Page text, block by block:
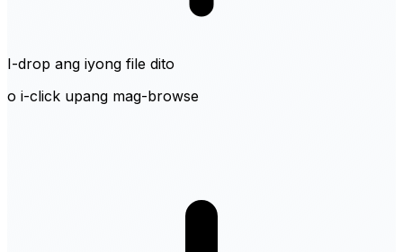
I-drop ang iyong file dito
o i-click upang mag-browse